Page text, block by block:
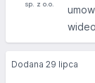
wideo
Dodana 29 lipca